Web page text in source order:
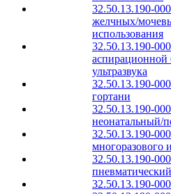
32.50.13.190-
желчных/
использования
32.50.13.190-
аспирационной
ультразвука
32.50.13.190-
гортани
32.50.13.190-
неонатальный/
32.50.13.190-
многоразового
32.50.13.190-
пневматический
32.50.13.190-